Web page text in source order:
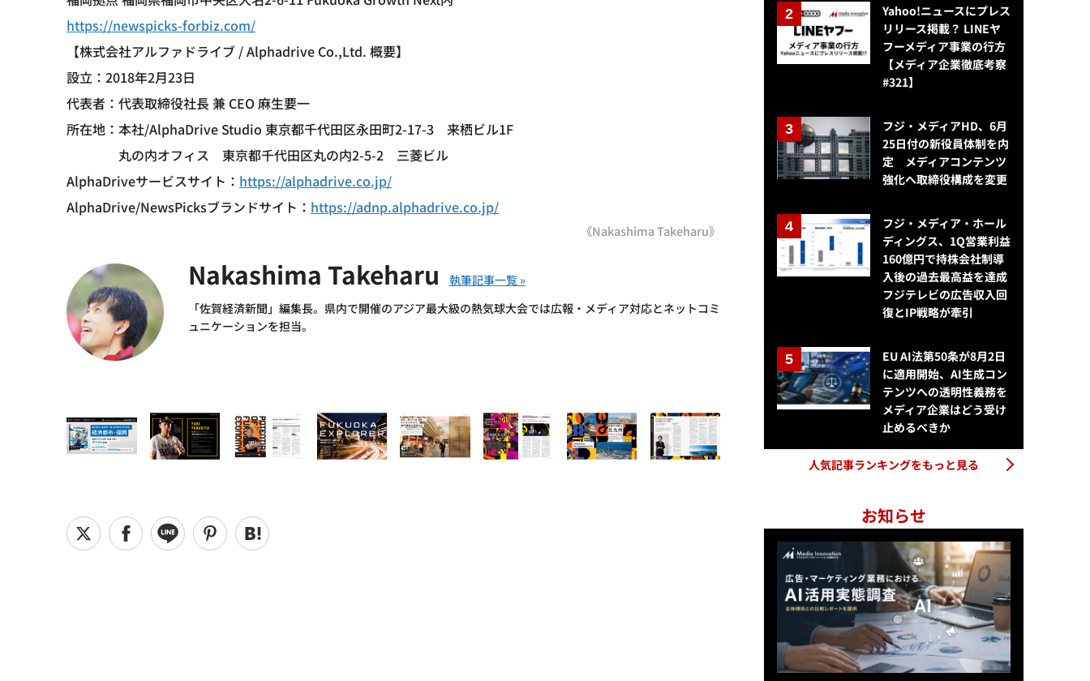
https://newspicks-forbiz.com/
【株式会社アルファドライブ / Alphadrive Co.,Ltd. 概要】
設立：2018年2月23日
代表者：代表取締役社長 兼 CEO 麻生要一
所在地：本社/AlphaDrive Studio 東京都千代田区永田町2-17-3 来栖ビル1F
丸の内オフィス 東京都千代田区丸の内2-5-2 三菱ビル
AlphaDriveサービスサイト： https://alphadrive.co.jp/
AlphaDrive/NewsPicksブランドサイト： https://adnp.alphadrive.co.jp/
《Nakashima Takeharu》
Nakashima Takeharu
「佐賀経済新聞」編集長。県内で開催のアジア最大級の熱気球大会では広報・メディア対応とネットコミ
ュニケーションを担当。
Yahoo!ニュースにプレス
リリース掲載？ LINEヤ
フーメディア事業の行方
【メディア企業徹底考察
#321】
フジ・メディアHD、6月
25日付の新役員体制を内
定 メディアコンテンツ
強化へ取締役構成を変更
フジ・メディア・ホール
ディングス、1Q営業利益
160億円で持株会社制導
入後の過去最高益を達成
フジテレビの広告収入回
復とIP戦略が牽引
EU AI法第50条が8月2日
に適用開始、AI生成コン
テンツへの透明性義務を
メディア企業はどう受け
止めるべきか
人気記事ランキングをもっと見る
お知らせ